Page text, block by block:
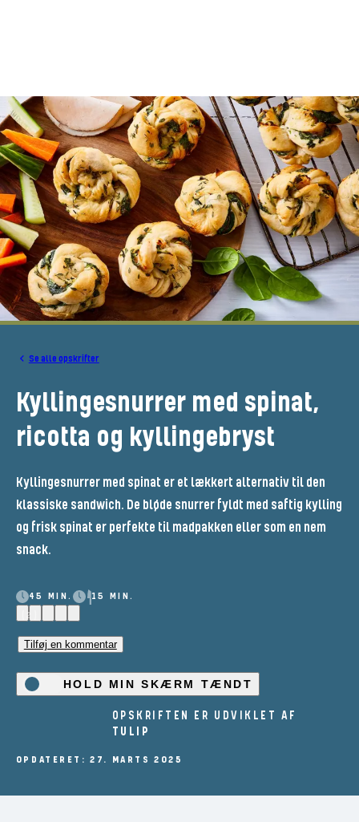
Se alle opskrifter
Kyllingesnurrer med spinat,
ricotta og kyllingebryst
Kyllingesnurrer med spinat er et lækkert alternativ til den
klassiske sandwich. De bløde snurrer fyldt med saftig kylling
og frisk spinat er perfekte til madpakken eller som en nem
snack.
45 MIN.
15 MIN.
(2)
Tilføj en kommentar
HOLD MIN SKÆRM TÆNDT
OPSKRIFTEN ER UDVIKLET AF
TULIP
OPDATERET: 27. MARTS 2025